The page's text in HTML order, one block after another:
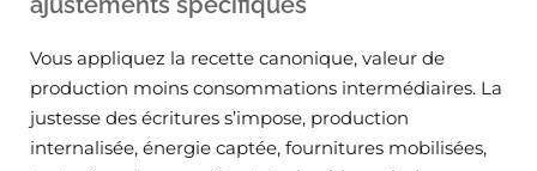
Vous appliquez la recette canonique, valeur de
production moins consommations intermédiaires. La
justesse des écritures s’impose, production
internalisée, énergie captée, fournitures mobilisées,